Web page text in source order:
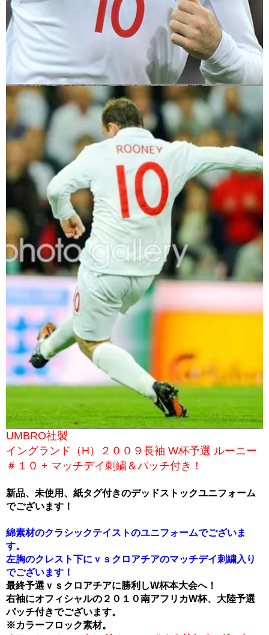
UMBRO社製
イングランド（H）２００９長袖 W杯予選 ルーニー
＃１０ + マッチデイ刺繍＆パッチ付き！
新品、未使用、紙タグ付きのデッドストックユニフォーム
でございます！
綿素材のクラシックテイストのユニフォームでございま
す。
左胸のクレスト下にｖｓクロアチアのマッチデイ刺繍入り
でございます！
最終予選ｖｓクロアチアに勝利しW杯本大会へ！
右袖にオフィシャルの２０１０南アフリカW杯、大陸予選
パッチ付きでございます。
※カラーフロック素材。